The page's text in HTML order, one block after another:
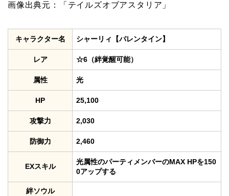
画像出典元：「テイルズオブアスタリア」
キャラクター名 シャーリィ【バレンタイン】
レア ☆6（絆覚醒可能）
属性 光
HP 25,100
攻撃力 2,030
防御力 2,460
EXスキル
光属性のパーティメンバーのMAX HPを150
0アップする
絆ソウル